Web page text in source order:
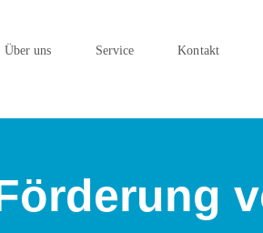
Über uns Service Kontakt